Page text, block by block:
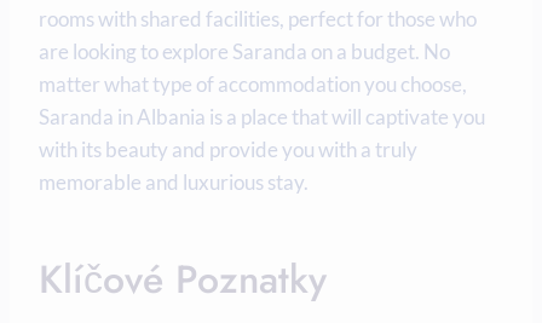
rooms​ with ⁣shared facilities, perfect for those who
are looking⁢ to explore Saranda on a budget. No
matter what type of accommodation you choose,
Saranda in Albania is a place that will⁢ captivate⁣ you
with its beauty and provide​ you with a truly
memorable and luxurious stay.​
Klíčové Poznatky